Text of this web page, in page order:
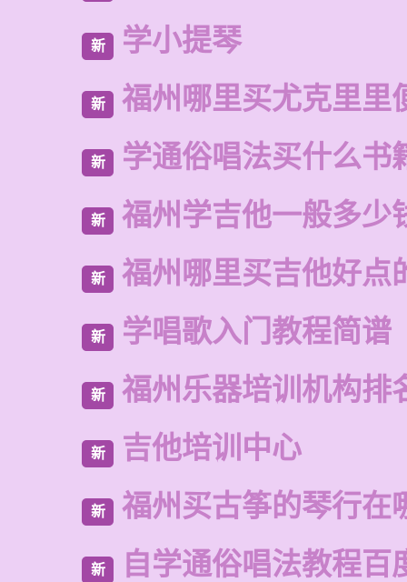
新 学小提琴
新 福州哪里买尤克里里
新 学通俗唱法买什么书
新 福州学吉他一般多少
新 福州哪里买吉他好点
新 学唱歌入门教程简谱
新 福州乐器培训机构排
新 吉他培训中心
新 福州买古筝的琴行在
新 自学通俗唱法教程百